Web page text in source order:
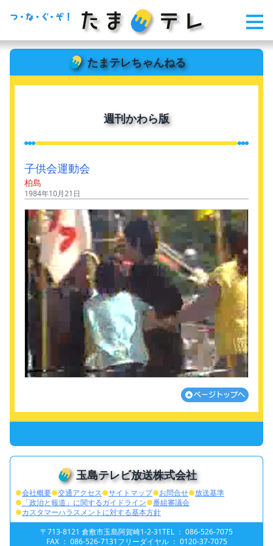
たまテレちゃんねる
週刊かわら版
子供会運動会
柏島
1984年10月21日
Mute Settings
玉島テレビ放送株式会社
●会社概要●交通アクセス●サイトマップ●お問合せ●放送基準
● 「政治と報道」に関するガイドライン●番組審議会
●カスタマーハラスメントに対する基本方針
〒713-8121 倉敷市玉島阿賀崎1-2-31TEL ： 086-526-7075
FAX ： 086-526-7131フリーダイヤル ： 0120-37-7075